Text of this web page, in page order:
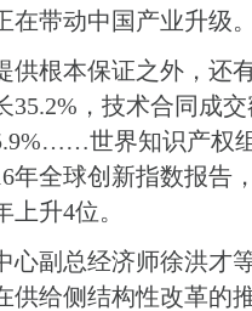
在带动中国产业升级
根本保证之外，还
35.2%，技术合同成
世界知识产权
年全球创新指数报告
升4位。
副总经济师徐洪才
供给侧结构性改革的